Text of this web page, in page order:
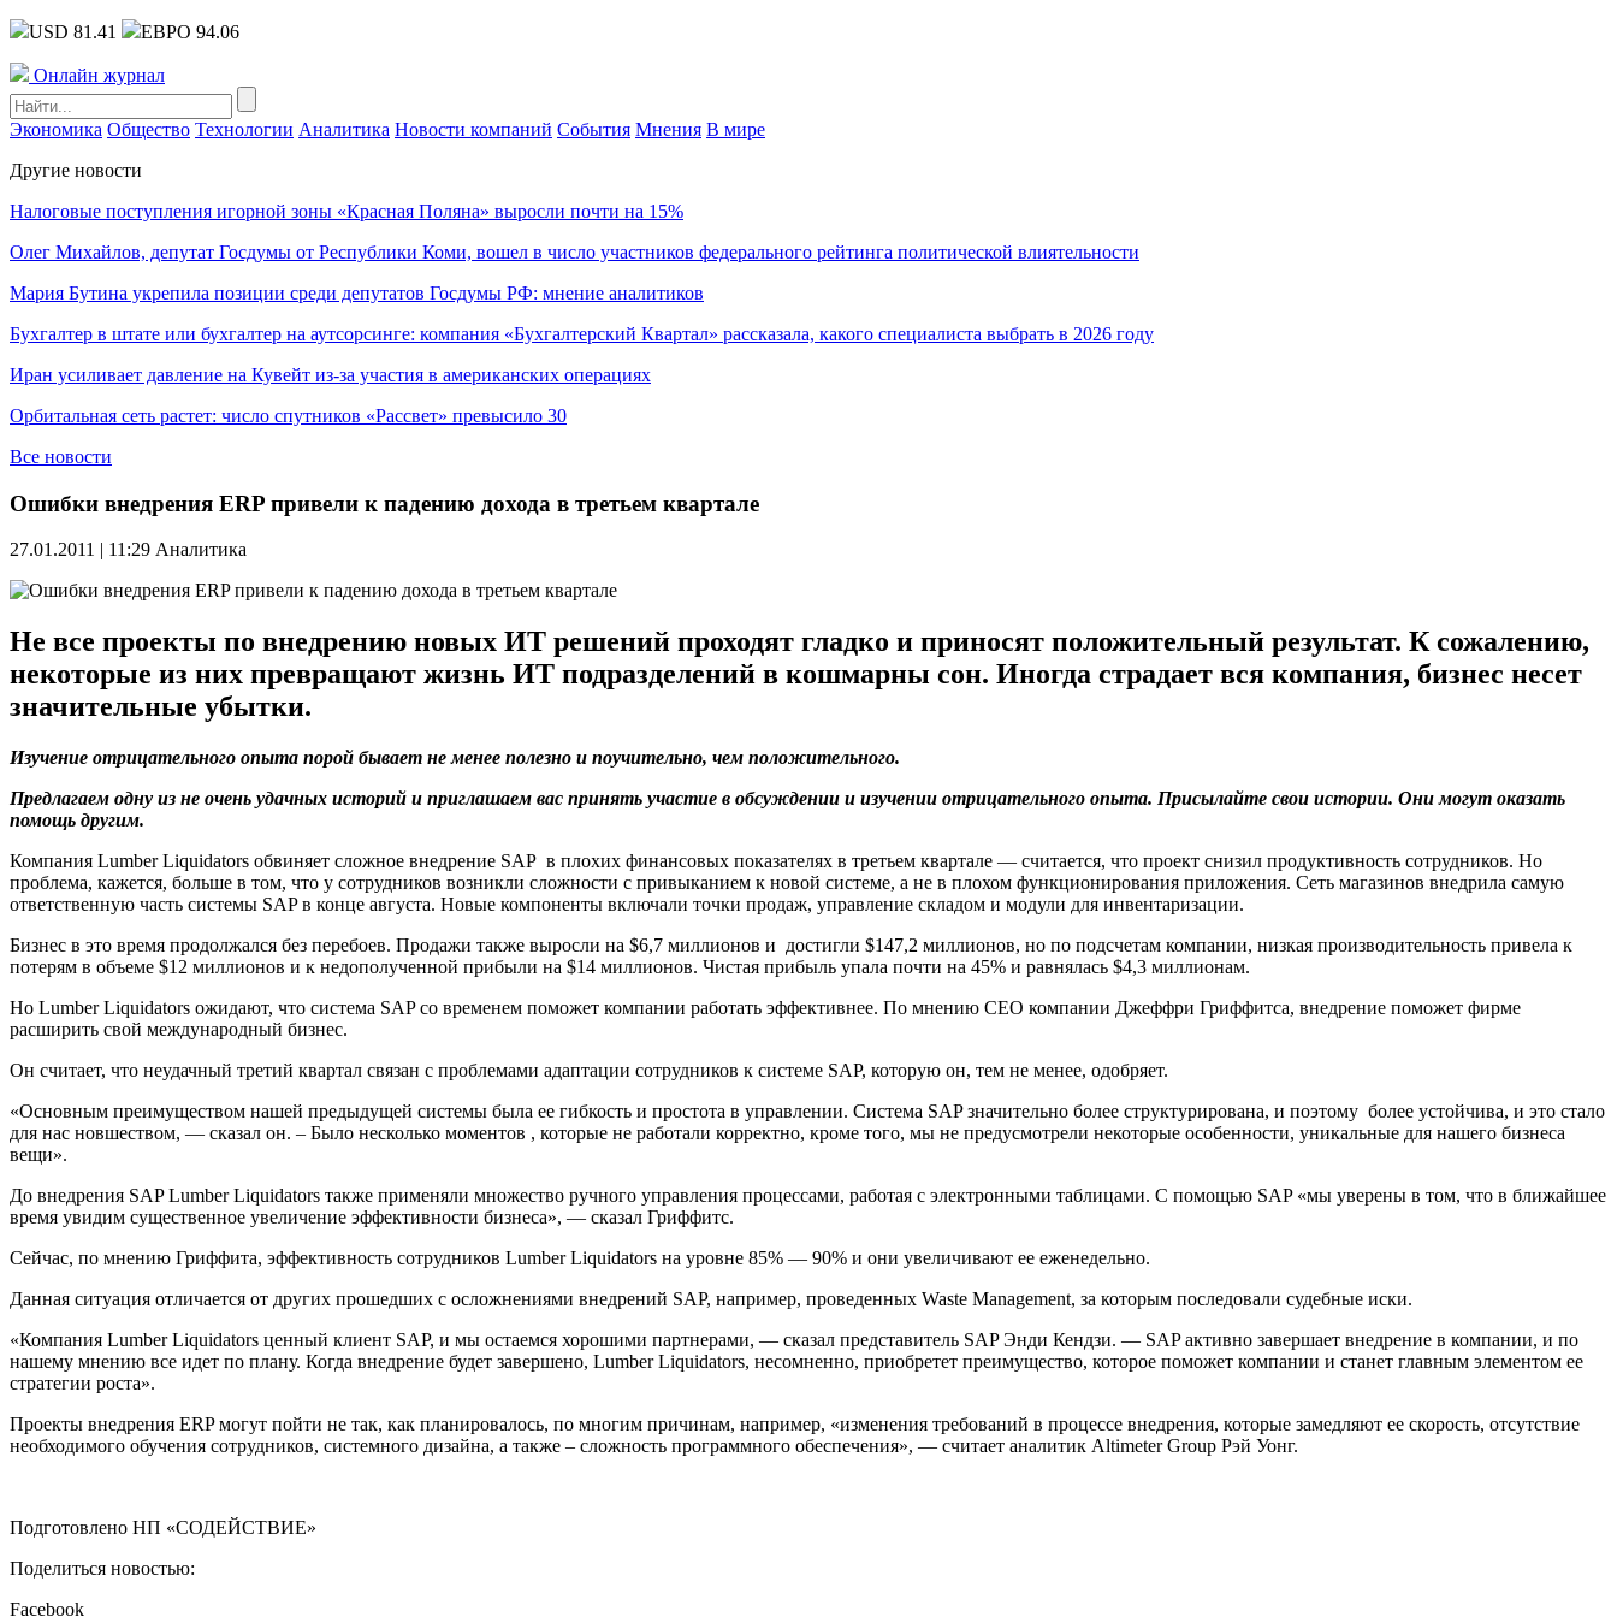
USD 81.41 ЕВРО 94.06
Онлайн журнал
Экономика Общество Технологии Аналитика Новости компаний События Мнения В мире
Другие новости
Налоговые поступления игорной зоны «Красная Поляна» выросли почти на 15%
Олег Михайлов, депутат Госдумы от Республики Коми, вошел в число участников федерального рейтинга политической влиятельности
Мария Бутина укрепила позиции среди депутатов Госдумы РФ: мнение аналитиков
Бухгалтер в штате или бухгалтер на аутсорсинге: компания «Бухгалтерский Квартал» рассказала, какого специалиста выбрать в 2026 году
Иран усиливает давление на Кувейт из-за участия в американских операциях
Орбитальная сеть растет: число спутников «Рассвет» превысило 30
Все новости
Ошибки внедрения ERP привели к падению дохода в третьем квартале
27.01.2011 | 11:29 Аналитика
Не все проекты по внедрению новых ИТ решений проходят гладко и приносят положительный результат. К сожалению,
некоторые из них превращают жизнь ИТ подразделений в кошмарны сон. Иногда страдает вся компания, бизнес несет
значительные убытки.
Изучение отрицательного опыта порой бывает не менее полезно и поучительно, чем положительного.
Предлагаем одну из не очень удачных историй и приглашаем вас принять участие в обсуждении и изучении отрицательного опыта. Присылайте свои истории. Они могут оказать
помощь другим.
Компания Lumber Liquidators обвиняет сложное внедрение SAP в плохих финансовых показателях в третьем квартале — считается, что проект снизил продуктивность сотрудников. Но
проблема, кажется, больше в том, что у сотрудников возникли сложности с привыканием к новой системе, а не в плохом функционирования приложения. Сеть магазинов внедрила самую
ответственную часть системы SAP в конце августа. Новые компоненты включали точки продаж, управление складом и модули для инвентаризации.
Бизнес в это время продолжался без перебоев. Продажи также выросли на $6,7 миллионов и достигли $147,2 миллионов, но по подсчетам компании, низкая производительность привела к
потерям в объеме $12 миллионов и к недополученной прибыли на $14 миллионов. Чистая прибыль упала почти на 45% и равнялась $4,3 миллионам.
Но Lumber Liquidators ожидают, что система SAP со временем поможет компании работать эффективнее. По мнению CEO компании Джеффри Гриффитса, внедрение поможет фирме
расширить свой международный бизнес.
Он считает, что неудачный третий квартал связан с проблемами адаптации сотрудников к системе SAP, которую он, тем не менее, одобряет.
«Основным преимуществом нашей предыдущей системы была ее гибкость и простота в управлении. Система SAP значительно более структурирована, и поэтому более устойчива, и это стало
для нас новшеством, — сказал он. – Было несколько моментов , которые не работали корректно, кроме того, мы не предусмотрели некоторые особенности, уникальные для нашего бизнеса
вещи».
До внедрения SAP Lumber Liquidators также применяли множество ручного управления процессами, работая с электронными таблицами. С помощью SAP «мы уверены в том, что в ближайшее
время увидим существенное увеличение эффективности бизнеса», — сказал Гриффитс.
Сейчас, по мнению Гриффита, эффективность сотрудников Lumber Liquidators на уровне 85% — 90% и они увеличивают ее еженедельно.
Данная ситуация отличается от других прошедших с осложнениями внедрений SAP, например, проведенных Waste Management, за которым последовали судебные иски.
«Компания Lumber Liquidators ценный клиент SAP, и мы остаемся хорошими партнерами, — сказал представитель SAP Энди Кендзи. — SAP активно завершает внедрение в компании, и по
нашему мнению все идет по плану. Когда внедрение будет завершено, Lumber Liquidators, несомненно, приобретет преимущество, которое поможет компании и станет главным элементом ее
стратегии роста».
Проекты внедрения ERP могут пойти не так, как планировалось, по многим причинам, например, «изменения требований в процессе внедрения, которые замедляют ее скорость, отсутствие
необходимого обучения сотрудников, системного дизайна, а также – сложность программного обеспечения», — считает аналитик Altimeter Group Рэй Уонг.
Подготовлено НП «СОДЕЙСТВИЕ»
Поделиться новостью:
Facebook